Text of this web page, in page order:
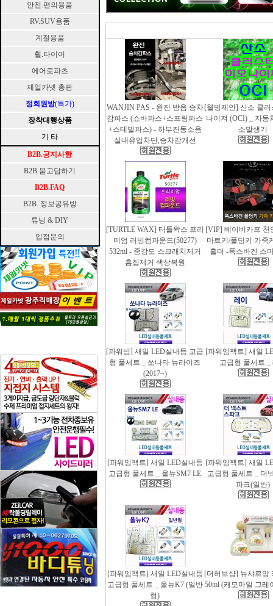
안전.편의용품
RV.SUV용품
계절용품
휠.타이어
에어로파츠
제일카넷 총판
정회원방(특가)
장착대행상품
기 타
B2B.공지사항
B2B.묻고답하기
B2B.FAQ
B2B. 정보공유방
튜닝 & DIY
입점문의
WANJIN PAS - 완진 방음 승차
감파스 (쇼바파스+스프링파스
+스테빌파스) - 하부진동소음
실내유입차단,승차감개선
[웰빙제안] 산소 클
나이져 (OCI) _ 자동
소발생기
[TURTLE WAX] 터틀왁스 프리
미엄 러빙컴파운드(50277)
532ml - 중강도 스크래치제거
흠집제거 색상복원
[VIP] 베이비카프 천
마트키/폴딩키 가죽
홀더 -폭스바겐 스
[파워빔] 새일 LED실내등 고급
형 풀세트 _ 쏘나타 뉴라이즈
(2017~)
[파워임팩트] 새일
고급형 풀세트 _
[파워임팩트] 새일 LED실내등
고급형 풀세트 _ 올뉴SM7 LE
[파워임팩트] 새일
고급형 풀세트 _ 더
파크(일반)
[파워임팩트] 새일 LED실내등
고급형 풀세트 _ 올뉴K7 (일반
형)
[더허브샵] 뉴샤르망
50ml (캐모마일 그레